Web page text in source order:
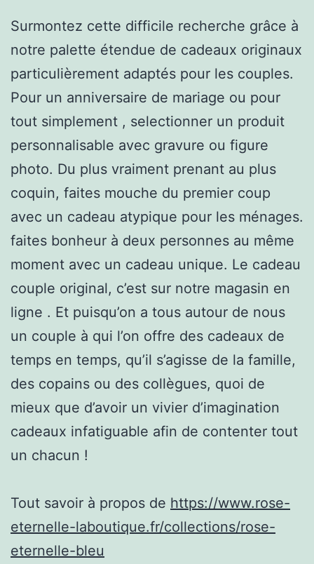
Surmontez cette difficile recherche grâce à
notre palette étendue de cadeaux originaux
particulièrement adaptés pour les couples.
Pour un anniversaire de mariage ou pour
tout simplement , selectionner un produit
personnalisable avec gravure ou figure
photo. Du plus vraiment prenant au plus
coquin, faites mouche du premier coup
avec un cadeau atypique pour les ménages.
faites bonheur à deux personnes au même
moment avec un cadeau unique. Le cadeau
couple original, c’est sur notre magasin en
ligne . Et puisqu’on a tous autour de nous
un couple à qui l’on offre des cadeaux de
temps en temps, qu’il s’agisse de la famille,
des copains ou des collègues, quoi de
mieux que d’avoir un vivier d’imagination
cadeaux infatiguable afin de contenter tout
un chacun !
Tout savoir à propos de https://www.rose-
eternelle-laboutique.fr/collections/rose-
eternelle-bleu